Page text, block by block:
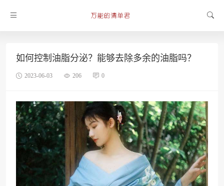
如何控制油脂分泌？能够去除多余的油脂吗？
2023-06-03 206 0